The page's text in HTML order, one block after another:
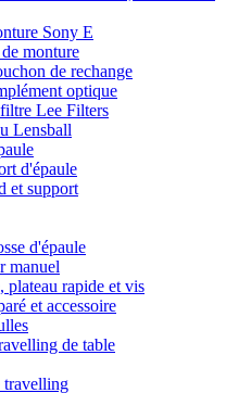
Sony E
monture
de rechange
optique
Lee Filters
Lensball
d'épaule
et support
d'épaule
manuel
plateau rapide et vis
et accessoire
de table
travelling